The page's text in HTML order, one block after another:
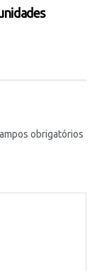
obrigatórios